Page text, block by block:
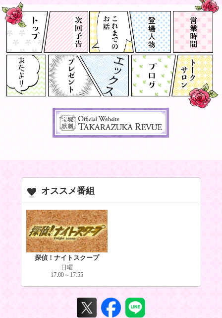
オススメ番組
探偵！ナイトスクープ
日曜
17:00～17:55